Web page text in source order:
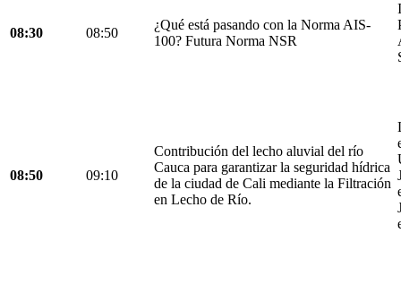
08:30 08:50
¿Qué está pasando con la Norma AIS-
100? Futura Norma NSR
08:50 09:10
Contribución del lecho aluvial del río
Cauca para garantizar la seguridad hídrica
de la ciudad de Cali mediante la Filtración
en Lecho de Río.